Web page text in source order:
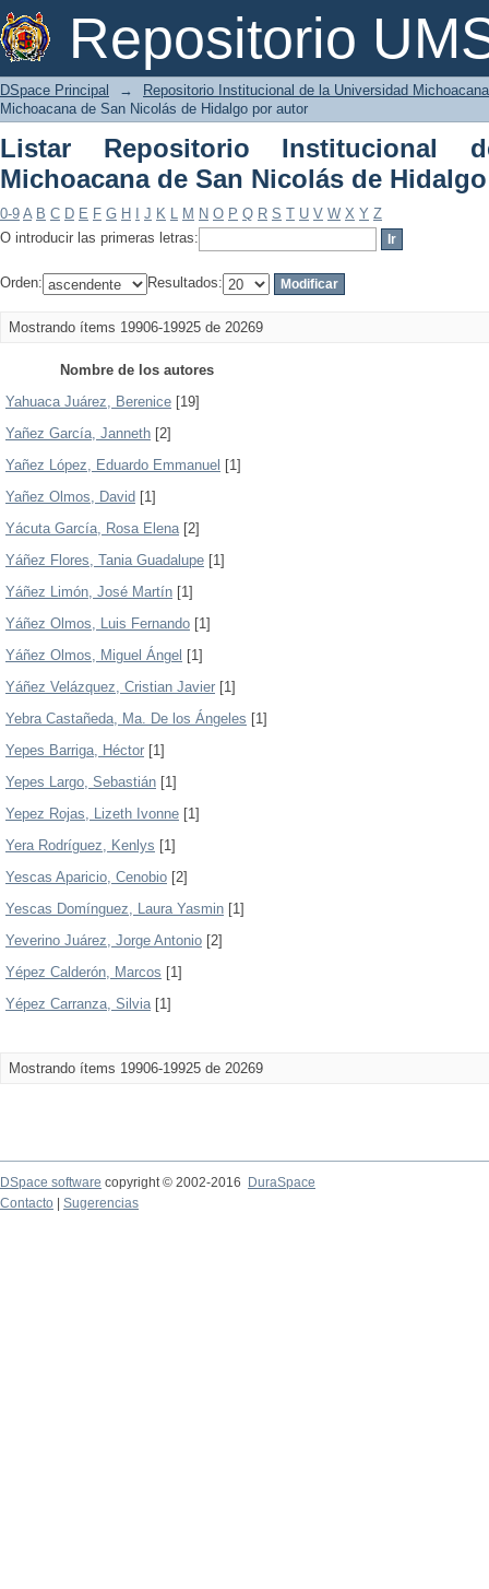
Repositorio
Listar Repositorio Institucional de la
Hidalgo por autor
DSpace Principal →
Repositorio Institucional de la Universidad
Michoacana de San Nicolás de Hidalgo por autor
Listar Repositorio Institucional
Michoacana de San Nicolás de
0-9 A B C D E F G H J K L M N O P Q R S T U V W X Y Z
O introducir las primeras letras:
Orden: Resultados:
Mostrando ítems 19906-19925 de 20269
Nombre de los autores
Yahuaca Juárez, Berenice [19]
Yañez García, Janneth [2]
Yañez López, Eduardo Emmanuel [1]
Yañez Olmos, David [1]
Yácuta García, Rosa Elena[2]
Yáñez Flores, Tania Guadalupe [1]
Yáñez Limón, José Martín [1]
Yáñez Olmos, Luis Fernando [1]
Yáñez Olmos, Miguel Ángel [1]
Yáñez Velázquez, Cristian Javier [1]
Yebra Castañeda, Ma. De los Ángeles [1]
Yepes Barriga, Héctor [1]
Yepes Largo, Sebastián [1]
Yepez Rojas, Lizeth Ivonne [1]
Yera Rodríguez, Kenlys [1]
Yescas Aparicio, Cenobio [2]
Yescas Domínguez, Laura Yasmin [1]
Yeverino Juárez, Jorge Antonio [2]
Yépez Calderón, Marcos [1]
Yépez Carranza, Silvia[1]
Mostrando ítems 19906-19925 de 20269
DSpace software copyright © 2002-2016
DuraSpace
Contacto
Sugerencias